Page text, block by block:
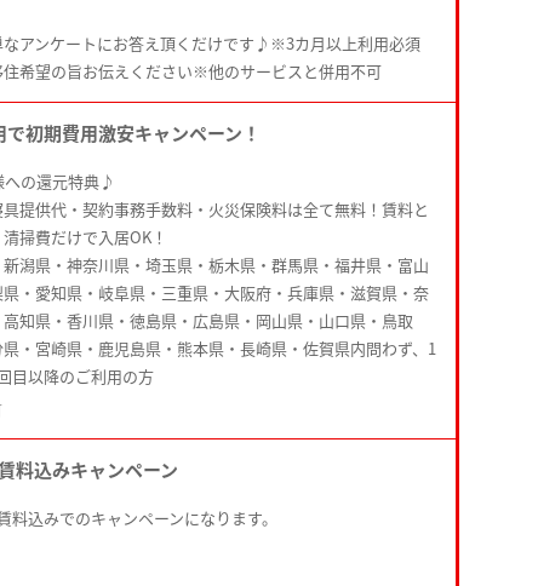
なアンケートにお答え頂くだけです♪※3カ月以上利用必須
希望の旨お伝えください※他のサービスと併用不可
初期費用激安キャンペーン！
への還元特典♪
提供代・契約事務手数料・火災保険料は全て無料！賃料と
掃費だけで入居OK！
潟県・神奈川県・埼玉県・栃木県・群馬県・福井県・富山
・愛知県・岐阜県・三重県・大阪府・兵庫県・滋賀県・奈
知県・香川県・徳島県・広島県・岡山県・山口県・鳥取
・宮崎県・鹿児島県・熊本県・長崎県・佐賀県内問わず、1
目以降のご利用の方
料込みキャンペーン
込みでのキャンペーンになります。